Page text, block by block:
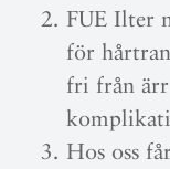
FUE Ilter
för
fri från ärr
Hos oss